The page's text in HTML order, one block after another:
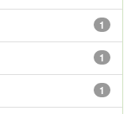
1
1
1